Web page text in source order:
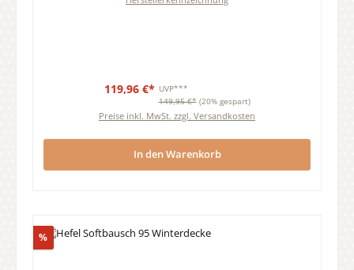
119,96 €* UVP***
149,95 €* (20% gespart)
Preise inkl. MwSt. zzgl. Versandkosten
In den Warenkorb
%Rabatt